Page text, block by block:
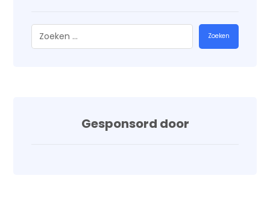
Zoeken
Gesponsord door